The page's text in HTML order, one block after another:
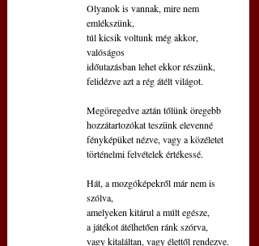
Olyanok is vannak, mire nem
emlékszünk,
túl kicsik voltunk még akkor,
valóságos
időutazásban lehet ekkor részünk,
felidézve azt a rég átélt világot.
Megöregedve aztán tőlünk öregebb
hozzátartozókat teszünk elevenné
fényképüket nézve, vagy a közéletet
történelmi felvételek értékessé.
Hát, a mozgóképekről már nem is
szólva,
amelyeken kitárul a múlt egésze,
a játékot átélhetően ránk szórva,
vagy kitaláltan, vagy élettől rendezve.